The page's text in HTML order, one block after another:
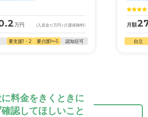
万円 (入居金0万円 +介護保険料)
要支援1・2 要介護1〜5 認知症可
月額
自立
料金をきくときに
認してほしいこと